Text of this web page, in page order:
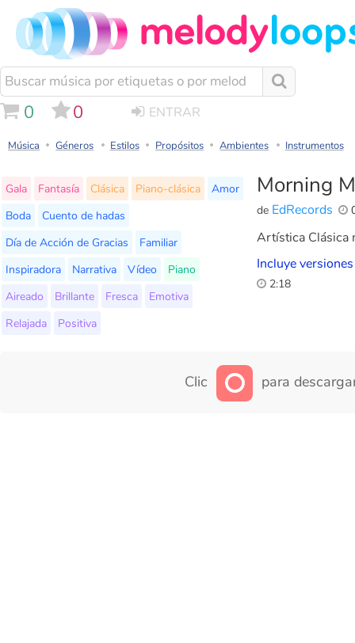
0 0 ENTRAR
Música Géneros Estilos Propósitos Ambientes Instrumentos
Morning
de EdRecords
Gala Fantasía Clásica Piano-clásica
Amor
Boda
Cuento de hadas
Día de Acción de Gracias
Familiar
Inspiradora
Narrativa Vídeo
Piano
Aireado
Brillante Fresca
Emotiva
Relajada
Positiva
Artística Clásica
Incluye
2:18
Clic para